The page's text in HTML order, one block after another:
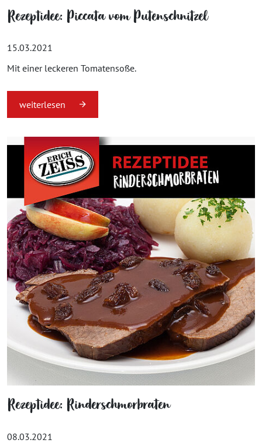
Rezeptidee: Piccata vom Putenschnitzel
15.03.2021
Mit einer leckeren Tomatensoße.
weiterlesen
Rezeptidee: Rinderschmorbraten
08.03.2021